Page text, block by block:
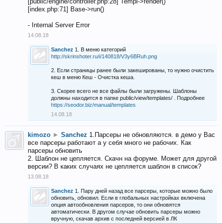
[index.php:71] Base->run()
- Internal Server Error
14.08.18
Sanchez 1. В меню категорий
http://skrinshoter.ru/i/140818/V3y6BRuh.png
2. Если страницы ранее были закешированы, то нужно очистить
кеш в меню Кеш - Очистка кеша.
3. Скорее всего не все файлы были загружены. Шаблоны
должны находится в папке public/view/templates/ . Подробнее
https://seodor.biz/manual/templates
14.08.18
kimozo ► Sanchez 1.Парсеры не обновляются. в демо у Вас
все парсеры работают а у себя много не рабочих. Как
парсеры обновить
2. Шаблон не цепляется. Скачн на форуме. Может для другой
версии? В каких случаях не цепляется шаблон в список?
13.08.18
Sanchez 1. Пару дней назад все парсеры, которые можно было
обновить, обновил. Если в глобальных настройках включена
опция автообновления парсеров, то они обновятся
автоматически. В другом случае обновить парсеры можно
вручную, скачав архив с последней версией в ЛК